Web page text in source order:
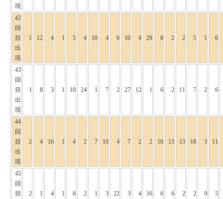
現
42
回
目
出
現
1 12 4 1 5 4 10 4 6 10 4 29 8 2 2 5 1 6
43
回
目
出
現
1 8 3 1 10 24 1 7 2 27 12 1 6 2 11 7 2 6
44
回
目
出
現
2 4 16 1 4 2 7 10 4 7 2 2 10 13 13 18 3 11
45
回
目
2 1 4 1 6 2 1 3 22 3 4 16 6 6 2 2 9 5